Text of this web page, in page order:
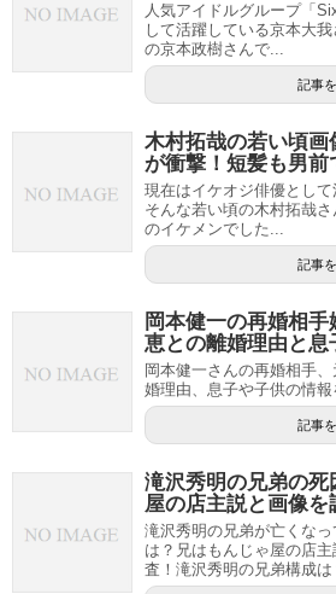
人気アイドルグループ「
して活躍している京本大
の京本政樹さんで...
記事
木村拓哉の若い頃
が衝撃！短髪も男前
現在はイケオジ俳優とし
そんな若い頃の木村拓哉
のイケメンでした...
記事
岡本健一の再婚相
恵との離婚理由と息
岡本健一さんの再婚相手
婚理由、息子や子供の情報
記事
滝沢秀明の兄弟の
屋の店主説と画像を
滝沢秀明の兄弟が亡くな
は？兄はもんじゃ屋の店
査！滝沢秀明の兄弟構成は